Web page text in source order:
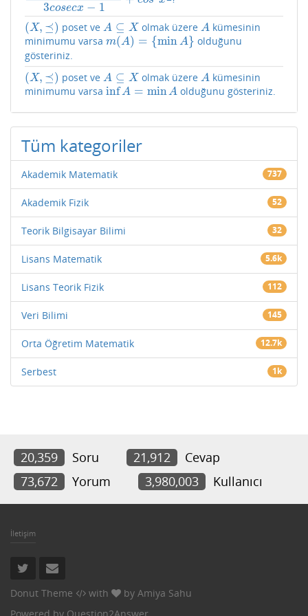
3cosecx − 1
(X, ⪯)
(X,⪯ ) poset veA ⊆ X
A⊆X olmak üzere A
A kümesinin
minimumu varsa m(A) = {min A}
m(A)={ minA}
olduğunu
gösteriniz.
(X, ⪯)
(X,⪯ ) poset ve A ⊆ X
A⊆X olmak üzere A
A kümesinin
minimumu varsa infA = minA
infA=minA olduğunu gösteriniz.
Tüm kategoriler
Akademik Matematik 737
Akademik Fizik 52
Teorik Bilgisayar Bilimi 32
Lisans Matematik 5.6k
Lisans Teorik Fizik 112
Veri Bilimi 145
Orta Öğretim Matematik 12.7k
Serbest 1k
20,359 Soru 21,912
Cevap
73,672
Yorum 3,980,003 Kullanıcı
İletişim
Donut Theme with by Amiya Sahu